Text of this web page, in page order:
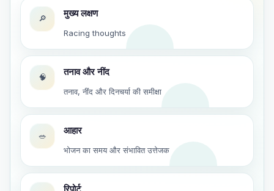
🔎 मुख्य लक्षण
Racing thoughts
🧠 तनाव और नींद
तनाव, नींद और दिनचर्या की समीक्षा
🥗 आहार
भोजन का समय और संभावित उत्तेजक